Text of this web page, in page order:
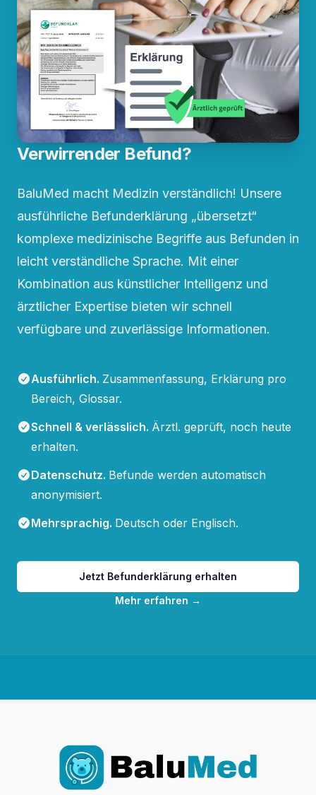
Verwirrender Befund?
BaluMed macht Medizin verständlich! Unsere
ausführliche Befunderklärung „übersetzt“
komplexe medizinische Begriffe aus Befunden in
leicht verständliche Sprache. Mit einer
Kombination aus künstlicher Intelligenz und
ärztlicher Expertise bieten wir schnell
verfügbare und zuverlässige Informationen.
Ausführlich. Zusammenfassung, Erklärung pro
Bereich, Glossar.
Schnell & verlässlich. Ärztl. geprüft, noch heute
erhalten.
Datenschutz. Befunde werden automatisch
anonymisiert.
Mehrsprachig. Deutsch oder Englisch.
Jetzt Befunderklärung erhalten
Mehr erfahren →